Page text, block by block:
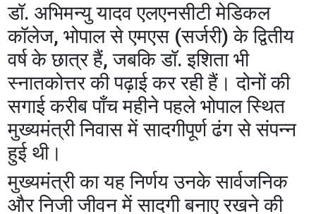
​डॉ. अभिमन्यु यादव एलएनसीटी मेडिकल
कॉलेज, भोपाल से एमएस (सर्जरी) के द्वितीय
वर्ष के छात्र हैं, जबकि डॉ. इशिता भी
स्नातकोत्तर की पढ़ाई कर रही हैं। दोनों की
सगाई करीब पाँच महीने पहले भोपाल स्थित
मुख्यमंत्री निवास में सादगीपूर्ण ढंग से संपन्न
हुई थी।
​मुख्यमंत्री का यह निर्णय उनके सार्वजनिक
और निजी जीवन में सादगी बनाए रखने की